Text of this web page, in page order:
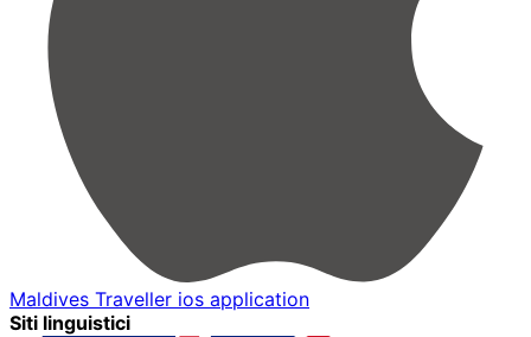
Maldives Traveller ios application
Siti linguistici